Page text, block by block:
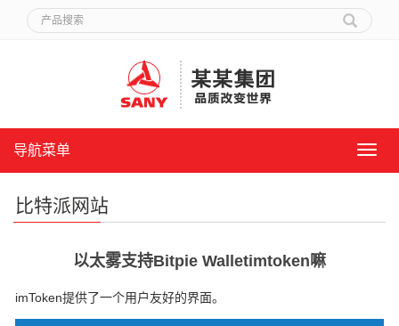
导
导航菜单
比特派网站
以太雾支持Bitpie Walletimtoken嘛
imToken提供了一个用户友好的界面。